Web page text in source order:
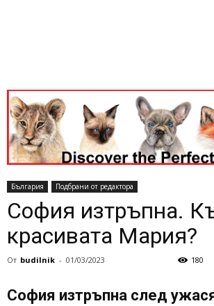
България Подбрани от редактора
София изтръпна.
красивата Мария?
От budilnik - 01/03/2023 180
София изтръпна след